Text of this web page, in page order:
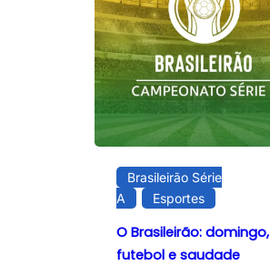
Brasileirão Série
A
Esportes
O Brasileirão: domingo,
futebol e saudade